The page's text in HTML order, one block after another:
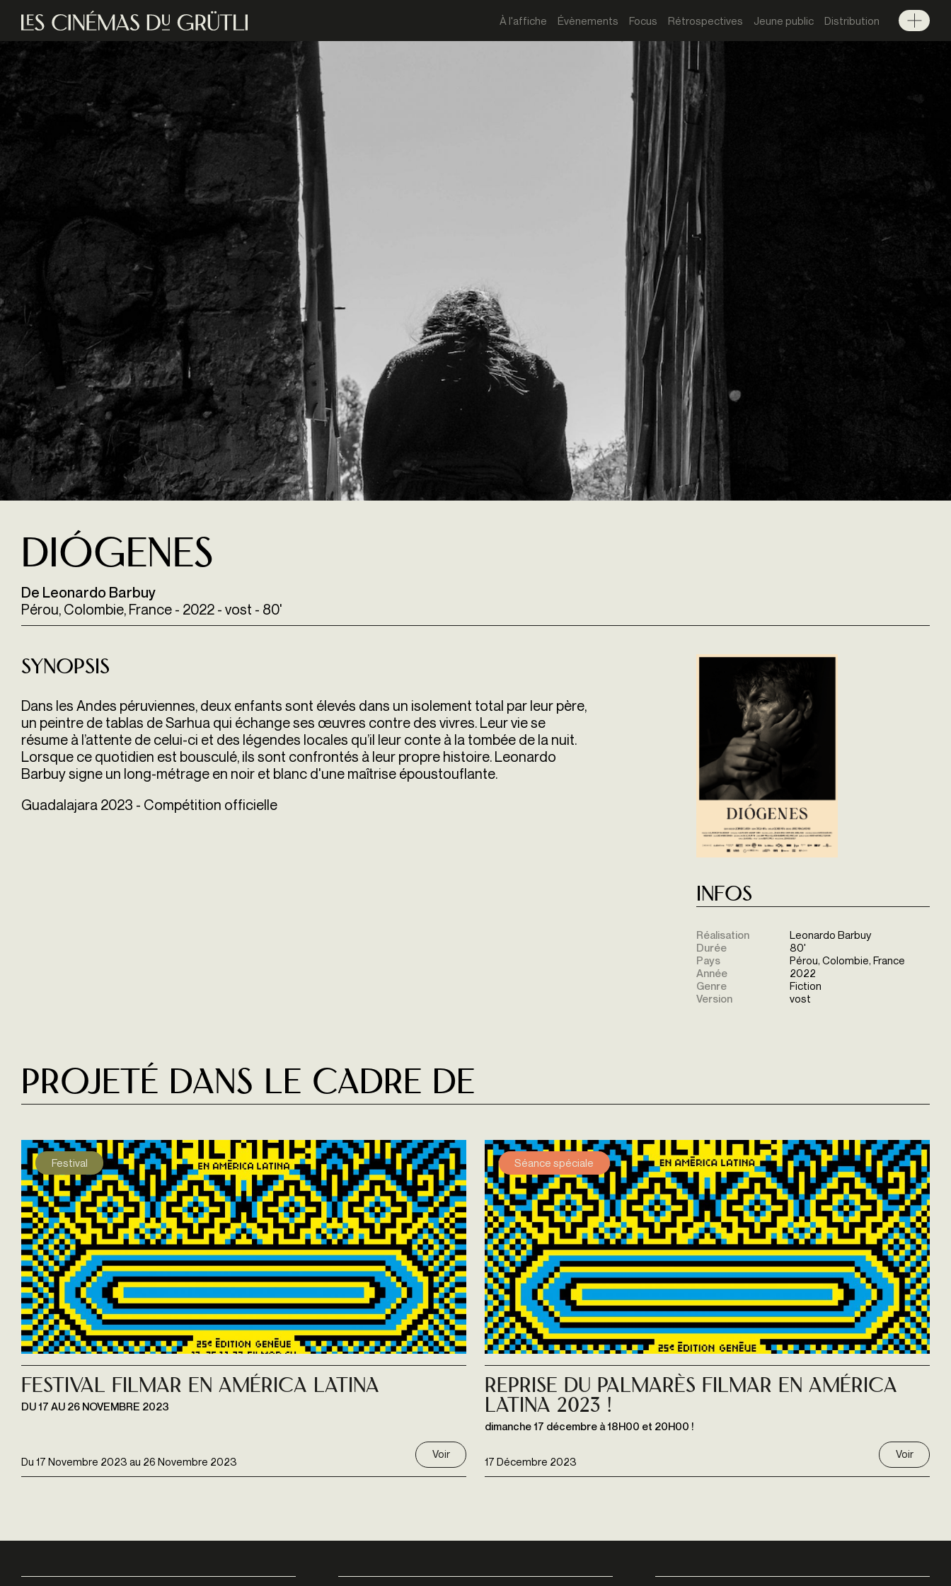
Aller au contenu principal
À l'affiche Évènements Focus Rétrospectives Jeune public Distribution
Menu
Diógenes
De Leonardo Barbuy
Pérou, Colombie, France - 2022 - vost - 80'
Synopsis
Dans les Andes péruviennes, deux enfants sont élevés dans un isolement total par leur père,
un peintre de tablas de Sarhua qui échange ses œuvres contre des vivres. Leur vie se
résume à l’attente de celui-ci et des légendes locales qu’il leur conte à la tombée de la nuit.
Lorsque ce quotidien est bousculé, ils sont confrontés à leur propre histoire. Leonardo
Barbuy signe un long-métrage en noir et blanc d'une maîtrise époustouflante.
Guadalajara 2023 - Compétition officielle
Infos
Réalisation
Leonardo Barbuy
Durée
80'
Pays
Pérou, Colombie, France
Année
2022
Genre
Fiction
Version
vost
Projeté dans le cadre de
Festival
Du 17 Novembre 2023 au 26 Novembre 2023
Festival filmar en américa latina
DU 17 AU 26 NOVEMBRE 2023
Voir
Séance spéciale
17 Décembre 2023
Reprise du Palmarès FILMAR en América
Latina 2023 !
dimanche 17 décembre à 18H00 et 20H00 !
Voir